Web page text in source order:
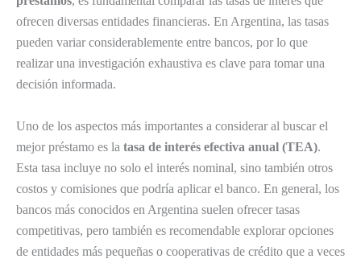
ofrecen diversas entidades financieras. En Argentina, las tasas
pueden variar considerablemente entre bancos, por lo que
realizar una investigación exhaustiva es clave para tomar una
decisión informada.
Uno de los aspectos más importantes a considerar al buscar el
mejor préstamo es la tasa de interés efectiva anual (TEA).
Esta tasa incluye no solo el interés nominal, sino también otros
costos y comisiones que podría aplicar el banco. En general, los
bancos más conocidos en Argentina suelen ofrecer tasas
competitivas, pero también es recomendable explorar opciones
de entidades más pequeñas o cooperativas de crédito que a veces